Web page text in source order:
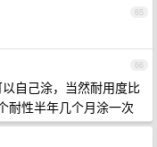
65
66
自己涂，当然耐用度比
耐性半年几个月涂一次